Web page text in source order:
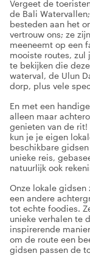
Vergeet de
de Bali
besteden aan het
vertrouw ons; ze
meeneemt op een
mooiste routes,
te bekijken die
waterval, de Ulun
dorp, plus vele
En met een
alleen maar
genieten van de rit!
kun je je eigen
beschikbare
unieke reis,
natuurlijk ook
Onze lokale gidsen
een andere
tot echte foodies.
unieke verhalen te
inspirerende
om de route een
gidsen passen de